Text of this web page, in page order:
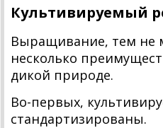
Культивируемый
Выращивание, тем не
несколько
дикой природе.
Во-первых,
стандартизированы.